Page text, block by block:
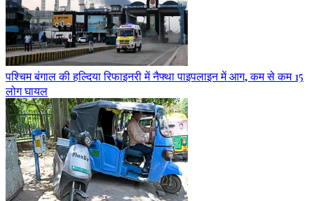
पश्चिम बंगाल की हल्दिया रिफाइनरी में नैफ्था पाइपलाइन में आग, कम से कम 15
लोग घायल